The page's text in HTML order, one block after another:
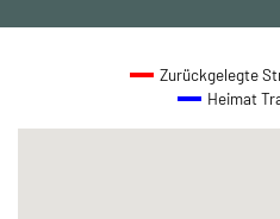
Zurückgelegte
Heimat